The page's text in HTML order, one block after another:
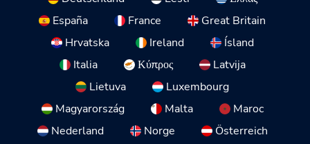
España
France
Great Britain
Hrvatska
Ireland
Ísland
Italia
Κύπρος
Latvija
Lietuva
Luxembourg
Magyarország
Malta
Maroc
Nederland
Norge
Österreich